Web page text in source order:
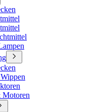
Motoren